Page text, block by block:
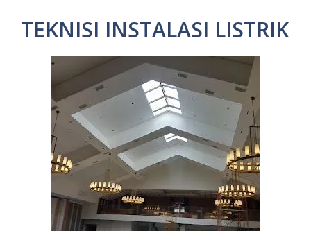
TEKNISI INSTALASI LISTRIK